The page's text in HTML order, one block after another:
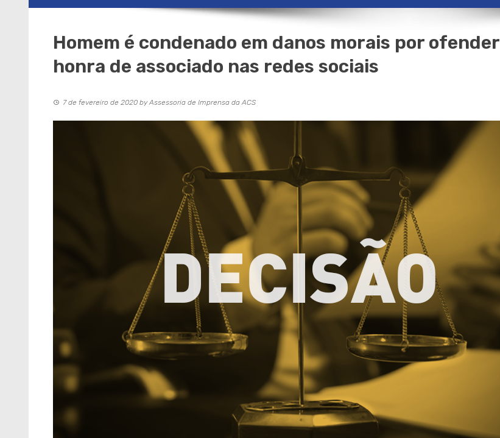
Homem é condenado em danos morais por ofender
honra de associado nas redes sociais
7 de fevereiro de 2020 byAssessoria de Imprensa da ACS